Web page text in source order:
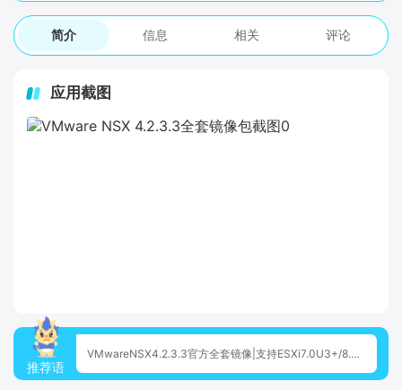
简介 信息 相关 评论
应用截图
推荐语
VMwareNSX4.2.3.3官方全套镜像|支持ESXi7.0U3+/8.0.x|新增SmartNIC硬件加速|#10060;不支持9.0